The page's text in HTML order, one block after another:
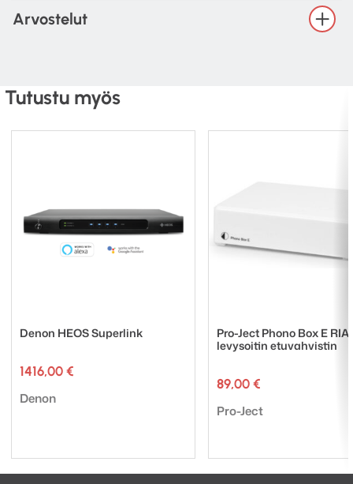
Arvostelut
Tutustu myös
Denon HEOS Superlink
1416,00 €
Tuotemerkki:
Denon
Pro-Ject Phono Box E
levysoitin etuvahvistin
89,00 €
Tuotemerkki:
Pro-Ject